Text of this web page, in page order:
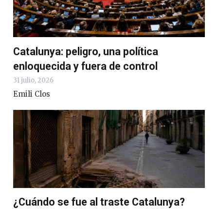
Catalunya: peligro, una política
enloquecida y fuera de control
31 julio, 2026
Emili Clos
¿Cuándo se fue al traste Catalunya?